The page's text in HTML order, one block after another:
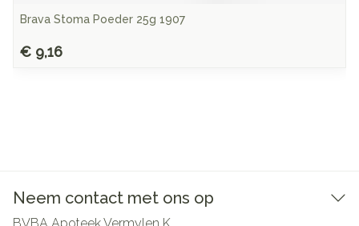
Brava Stoma Poeder 25g 1907
€ 9,16
Neem contact met ons op